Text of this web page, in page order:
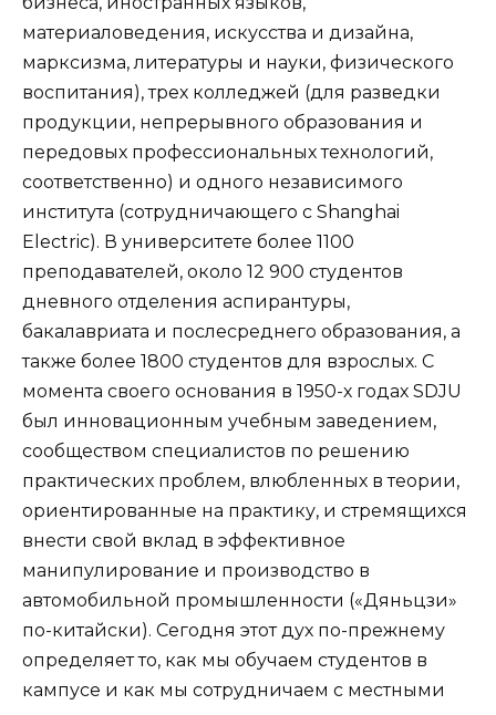
материаловедения, искусства и дизайна,
марксизма, литературы и науки, физического
воспитания), трех колледжей (для разведки
продукции, непрерывного образования и
передовых профессиональных технологий,
соответственно) и одного независимого
института (сотрудничающего с Shanghai
Electric). В университете более 1100
преподавателей, около 12 900 студентов
дневного отделения аспирантуры,
бакалавриата и послесреднего образования, а
также более 1800 студентов для взрослых. С
момента своего основания в 1950-х годах SDJU
был инновационным учебным заведением,
сообществом специалистов по решению
практических проблем, влюбленных в теории,
ориентированные на практику, и стремящихся
внести свой вклад в эффективное
манипулирование и производство в
автомобильной промышленности («Дяньцзи»
по-китайски). Сегодня этот дух по-прежнему
определяет то, как мы обучаем студентов в
кампусе и как мы сотрудничаем с местными